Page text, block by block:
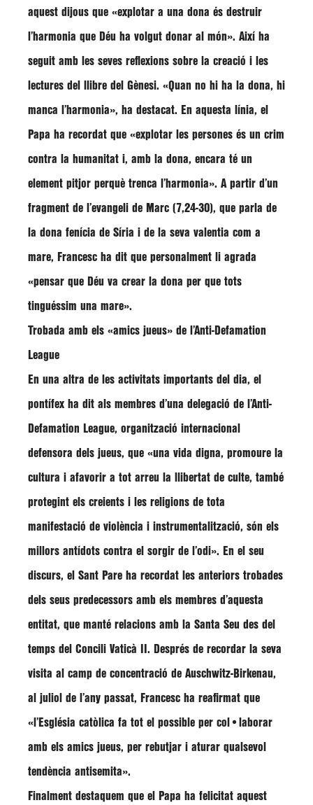
aquest dijous que «explotar a una dona és destruir
l’harmonia que Déu ha volgut donar al món». Així ha
seguit amb les seves reflexions sobre la creació i les
lectures del llibre del Gènesi. «Quan no hi ha la dona, hi
manca l’harmonia», ha destacat. En aquesta línia, el
Papa ha recordat que «explotar les persones és un crim
contra la humanitat i, amb la dona, encara té un
element pitjor perquè trenca l’harmonia». A partir d’un
fragment de l’evangeli de Marc (7,24-30), que parla de
la dona fenícia de Síria i de la seva valentia com a
mare, Francesc ha dit que personalment li agrada
«pensar que Déu va crear la dona per que tots
tinguéssim una mare».
Trobada amb els «amics jueus» de l’Anti-Defamation
League
En una altra de les activitats importants del dia, el
pontífex ha dit als membres d’una delegació de l’Anti-
Defamation League, organització internacional
defensora dels jueus, que «una vida digna, promoure la
cultura i afavorir a tot arreu la llibertat de culte, també
protegint els creients i les religions de tota
manifestació de violència i instrumentalització, són els
millors antídots contra el sorgir de l’odi». En el seu
discurs, el Sant Pare ha recordat les anteriors trobades
dels seus predecessors amb els membres d’aquesta
entitat, que manté relacions amb la Santa Seu des del
temps del Concili Vaticà II. Després de recordar la seva
visita al camp de concentració de Auschwitz-Birkenau,
al juliol de l’any passat, Francesc ha reafirmat que
«l’Església catòlica fa tot el possible per col•laborar
amb els amics jueus, per rebutjar i aturar qualsevol
tendència antisemita».
Finalment destaquem que el Papa ha felicitat aquest